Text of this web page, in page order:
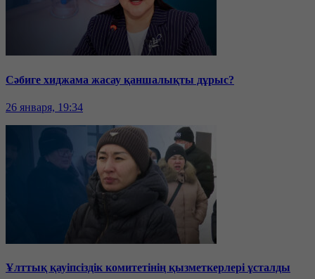
Сәбиге хиджама жасау қаншалықты дұрыс?
26 января, 19:34
Ұлттық қауіпсіздік комитетінің қызметкерлері ұсталды